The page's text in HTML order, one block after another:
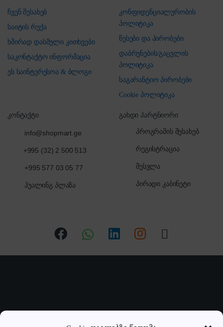
ჩვენ შესახებ
საიტის რუქა
ხშირად დასმული კითხვები
საკონტაქტო ინფორმაცია
ეს საინტერესოა & ბლოგი
კონფიდენციალურობის
პოლიტიკა
წესები და პირობები
დაბრუნების/გაცვლის
პოლიტიკა
საგარანტიო პირობები
Cookie პოლიტიკა
კონტაქტი
info@shopmart.ge
+995 (32) 2 500 513
+995 577 03 05 77
ჰუალინგ პლაზა
გახდი პარტნიორი
პროგრამის შესახებ
რეგისტრაცია
შესვლა
პირადი კაბინეტი